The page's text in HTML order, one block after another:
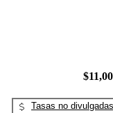
Tasas no divulgadas